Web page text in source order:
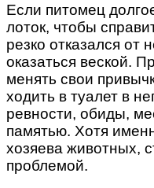
Если питомец
лоток, чтобы
резко отказался от
оказаться веской.
менять свои
ходить в туалет в
ревности, обиды,
памятью. Хотя
хозяева животных,
проблемой.